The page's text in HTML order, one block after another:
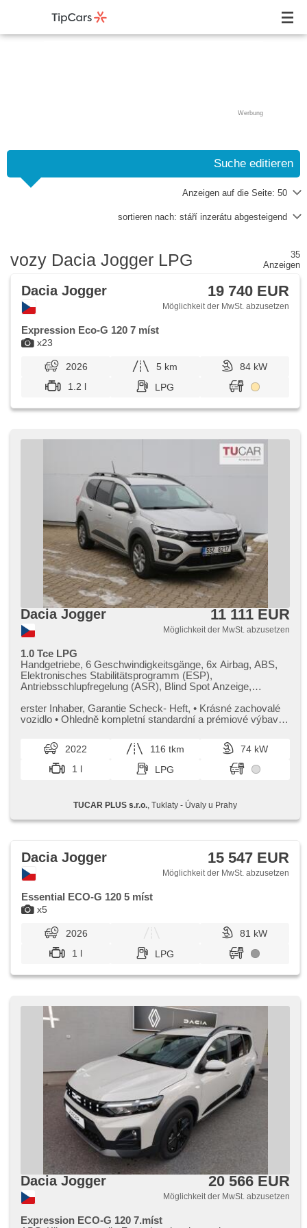
Werbung
Suche editieren
Anzeigen auf die Seite: 50
sortieren nach: stáří inzerátu abgesteigend
vozy Dacia Jogger LPG
35
Anzeigen
x23
Dacia Jogger 19 740 EUR
Möglichkeit der MwSt. abzusetzen
Expression Eco-G 120 7 míst
2026 5 km
84 kW
1.2 l
LPG
Dacia Jogger 11 111 EUR
Möglichkeit der MwSt. abzusetzen
1.0 Tce LPG
Handgetriebe, 6 Geschwindigkeitsgänge, 6x Airbag, ABS,
Elektronisches Stabilitätsprogramm (ESP),
Antriebsschlupfregelung (ASR), Blind Spot Anzeige,
Alufelgen, erfüllt 'EURO VI', Bordcomputer, parkovací
senzory přední, parkovací senzory zadní, Fahrkamera,
Multifunktionslenkrad, Beifahrerairbagdeaktivierung, hands
free, Bluetooth, El. Seitenscheiben, El. Vorderscheiben, El.
Spiegel, Wegfahrsperre, Alarmanlage, Zentralverriegelung
mit Funkfernbedienung, Zentralverriegelung, isofix,
rádia (DAB), Außenthermometer, beheizte Spiegel, Teilbare
Rücksitzbank, Heckscheibenwischer, zatmavená zadní
erster Inhaber,​ Garantie Scheck​- Heft,​ • Krásné zachovalé
vozidlo • Ohledně kompletní standardní a prémiové výbavy
2022 116 tkm
74 kW
1 l
LPG
TUCAR PLUS s.r.o. , Tuklaty - Úvaly u Prahy
x5
Dacia Jogger 15 547 EUR
Möglichkeit der MwSt. abzusetzen
Essential ECO-G 120 5 míst
2026
81 kW
1 l
LPG
Dacia Jogger 20 566 EUR
Möglichkeit der MwSt. abzusetzen
Expression ECO-G 120 7.míst